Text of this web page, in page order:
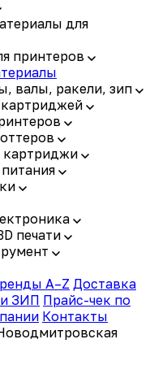
для
принтеров
валы, ракели, зип
печати
A–Z Доставка
ЗИП Прайс-чек по
Контакты